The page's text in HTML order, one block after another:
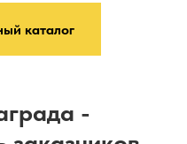
каталог
-